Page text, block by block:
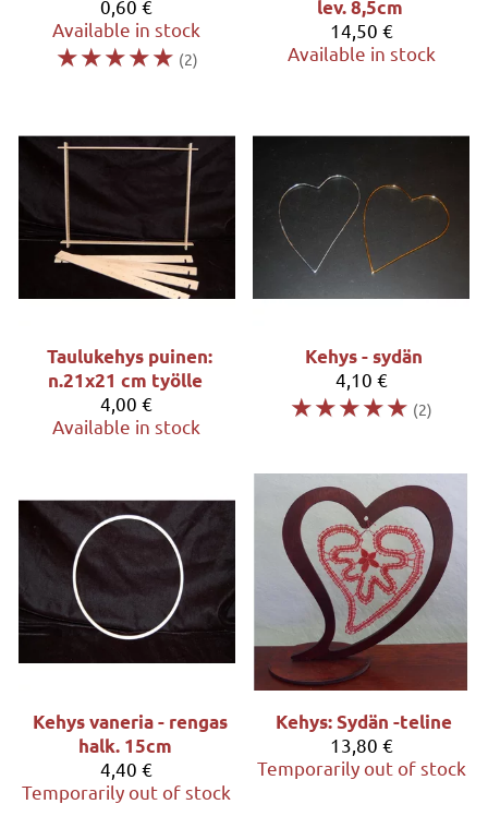
0,60 €
Available in stock
☆☆☆☆☆ (2)
lev. 8,5cm
14,50 €
Available in stock
Taulukehys puinen:
n.21x21 cm työlle
4,00 €
Available in stock
Kehys - sydän
4,10 €
☆☆☆☆☆ (2)
Kehys vaneria - rengas
halk. 15cm
4,40 €
Temporarily out of stock
Kehys: Sydän -teline
13,80 €
Temporarily out of stock